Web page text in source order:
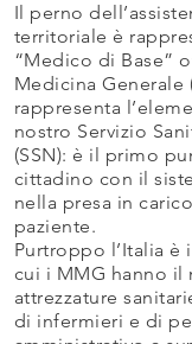
Il perno
territoriale è
“Medico di Base”
Medicina Generale
rappresenta
nostro Servizio
(SSN): è il primo
cittadino con il
nella presa in
paziente.
Purtroppo l’Italia è
cui i MMG hanno il
attrezzature
di infermieri e di